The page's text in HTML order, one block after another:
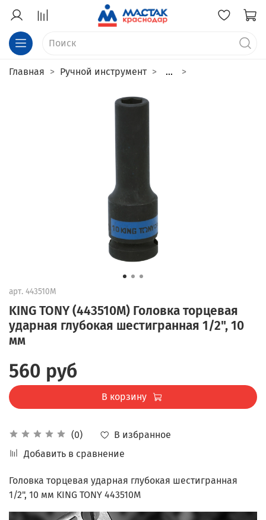
Главная Ручной инструмент ...
арт. 443510M
KING TONY (443510M) Головка торцевая
ударная глубокая шестигранная 1/2", 10
мм
(0)
В избранное
Добавить в сравнение
560 руб
В корзину
Головка торцевая ударная глубокая шестигранная
1/2", 10 мм KING TONY 443510M